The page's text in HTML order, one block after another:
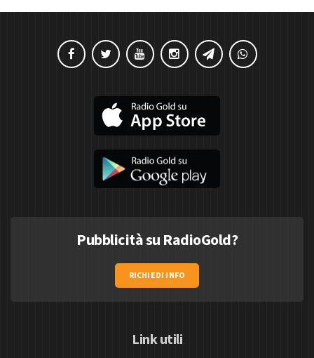
Pubblicità su RadioGold?
RICHIEDI INFO
Link utili